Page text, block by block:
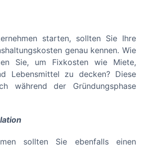
starten, sollten Sie Ihre
genau kennen. Wie
Sie, um Fixkosten wie Miete,
Lebensmittel zu decken? Diese
während der Gründungsphase
sollten Sie ebenfalls einen